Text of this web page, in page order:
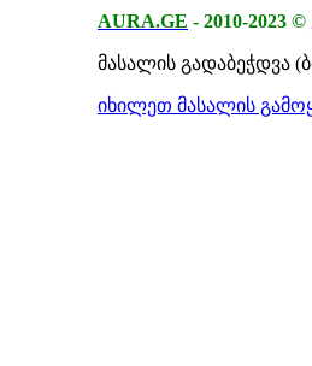
AURA.GE - 2010-2023 ©
მასალის გადაბეჭდვა
იხილეთ მასალის